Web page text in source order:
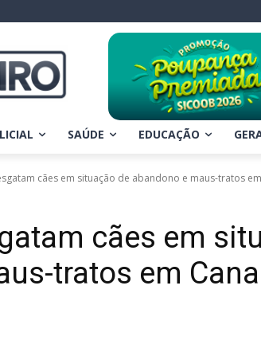
SAÚDE EDUCAÇÃO
cães em situação de abandono e maus-tratos
cães em
tratos em